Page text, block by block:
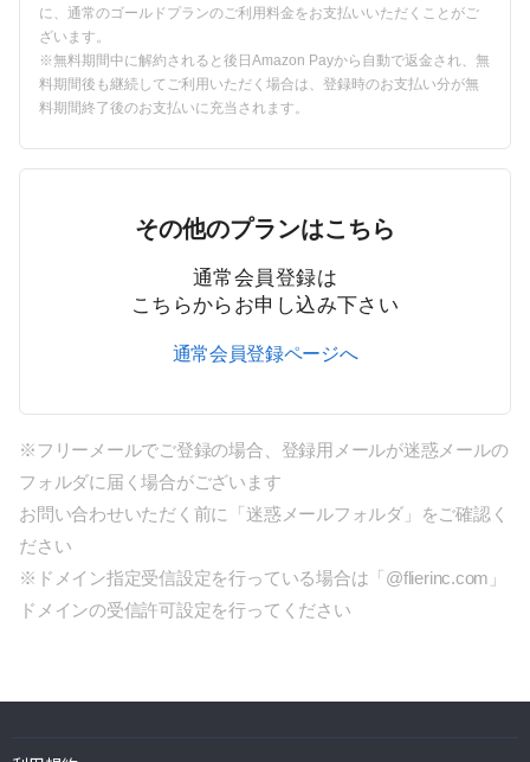
に、 通常のゴールドプランのご利用料金をお支払いいただくことがご
ざいます。
※無料期間中に解約されると後日Amazon Payから自動で返金され、無
料期間後も継続してご利用いただく場合は、登録時のお支払い分が無
料期間終了後のお支払いに充当されます。
その他のプランはこちら
通常会員登録は
こちらからお申し込み下さい
通常会員登録ページへ
※フリーメールでご登録の場合、登録用メールが迷惑メールの
フォルダに届く場合がございます
お問い合わせいただく前に「迷惑メールフォルダ」をご確認く
ださい
※ドメイン指定受信設定を行っている場合は「@flierinc.com」
ドメインの受信許可設定を行ってください